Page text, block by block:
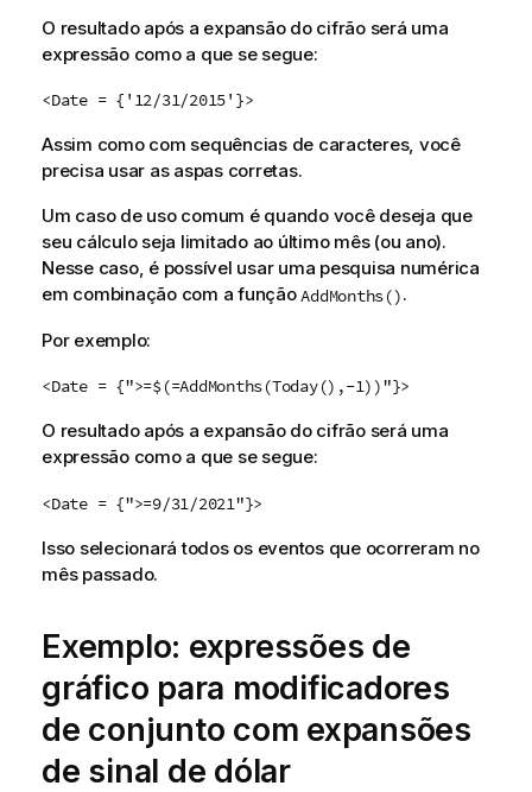
O resultado após a expansão do cifrão será uma
expressão como a que se segue:
<Date = {'12/31/2015'}>
Assim como com sequências de caracteres, você
precisa usar as aspas corretas.
Um caso de uso comum é quando você deseja que
seu cálculo seja limitado ao último mês (ou ano).
Nesse caso, é possível usar uma pesquisa numérica
em combinação com a funçãoAddMonths().
Por exemplo:
<Date = {">=$(=AddMonths(Today(),-1))"}>
O resultado após a expansão do cifrão será uma
expressão como a que se segue:
<Date = {">=9/31/2021"}>
Isso selecionará todos os eventos que ocorreram no
mês passado.
Exemplo: expressões de
gráfico para modificadores
de conjunto com expansões
de sinal de dólar